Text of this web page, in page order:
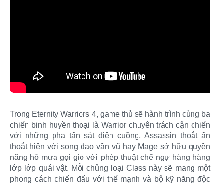
Trong Eternity Warriors 4, game thủ sẽ hành trình cùng ba
chiến binh huyền thoại là Warrior chuyên trách cận chiến
với những pha tấn sát điên cuồng, Assassin thoắt ẩn
thoắt hiện với song đao vần vũ hay Mage sở hữu quyền
năng hô mưa gọi gió với phép thuật chế ngự hàng hàng
lớp lớp quái vật. Mỗi chủng loại Class này sẽ mang một
phong cách chiến đấu với thế mạnh và bộ kỹ năng độc